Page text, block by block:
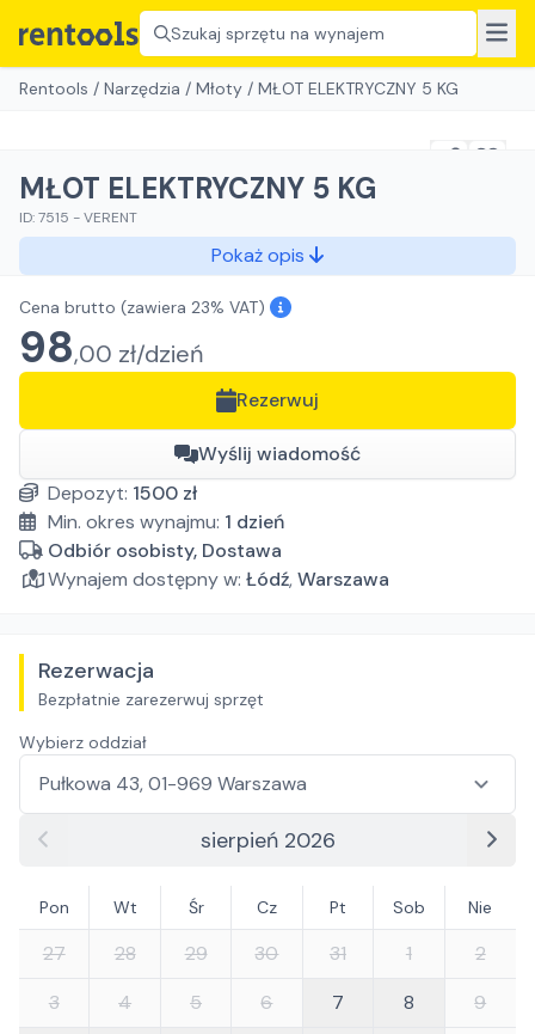
Szukaj sprzętu na wynajem
Rentools / Narzędzia / Młoty / MŁOT ELEKTRYCZNY 5 KG
MŁOT ELEKTRYCZNY 5 KG
ID:7515 -VERENT
Pokaż opis
Cena brutto (zawiera 23% VAT)
98,00 zł/dzień
Rezerwuj
Wyślij wiadomość
Depozyt: 1500 zł
Min. okres wynajmu: 1 dzień
Odbiór osobisty, Dostawa
Wynajem dostępny w: Łódź,Warszawa
Rezerwacja
Bezpłatnie zarezerwuj sprzęt
Wybierz oddział
sierpień 2026
Pon Wt Śr Cz Pt Sob Nie
27 28 29 30 31 1
2
3
4 5 6 7 8
9